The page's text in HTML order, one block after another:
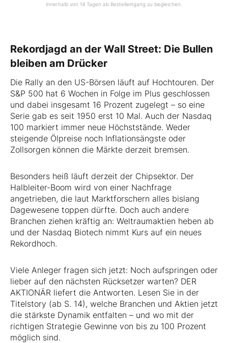
innerhalb von 14 Tagen ab Bestelleingang zu begleichen.
Rekordjagd an der Wall Street: Die Bullen
bleiben am Drücker
Die Rally an den US-Börsen läuft auf Hochtouren. Der
S&P 500 hat 6 Wochen in Folge im Plus geschlossen
und dabei insgesamt 16 Prozent zugelegt – so eine
Serie gab es seit 1950 erst 10 Mal. Auch der Nasdaq
100 markiert immer neue Höchststände. Weder
steigende Ölpreise noch Inflationsängste oder
Zollsorgen können die Märkte derzeit bremsen.
Besonders heiß läuft derzeit der Chipsektor. Der
Halbleiter-Boom wird von einer Nachfrage
angetrieben, die laut Marktforschern alles bislang
Dagewesene toppen dürfte. Doch auch andere
Branchen ziehen kräftig an: Weltraumaktien heben ab
und der Nasdaq Biotech nimmt Kurs auf ein neues
Rekordhoch.
Viele Anleger fragen sich jetzt: Noch aufspringen oder
lieber auf den nächsten Rücksetzer warten? DER
AKTIONÄR liefert die Antworten. Lesen Sie in der
Titelstory (ab S. 14), welche Branchen und Aktien jetzt
die stärkste Dynamik entfalten – und wo mit der
richtigen Strategie Gewinne von bis zu 100 Prozent
möglich sind.